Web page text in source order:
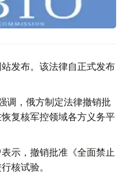
发布。该法律自正式发布
调，俄方制定法律撤销批
复核军控领域各方义务平
示，撤销批准《全面禁止
核试验。